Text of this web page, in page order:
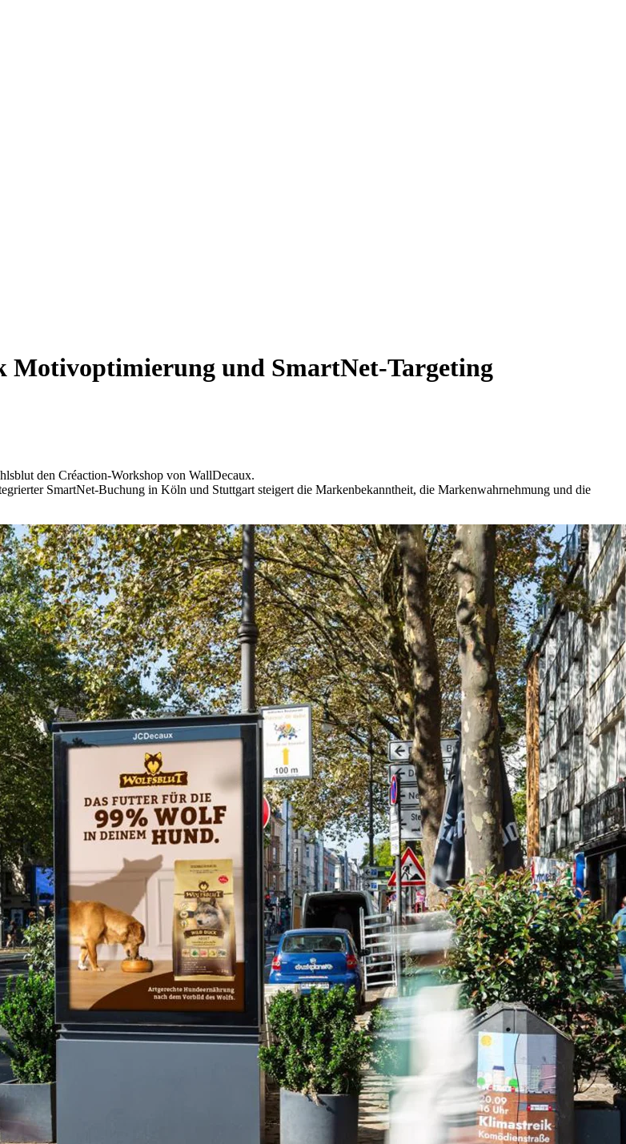
Motivoptimierung und SmartNet-Targeting
den Créaction-Workshop von WallDecaux.
SmartNet-Buchung in Köln und Stuttgart steigert die Markenbekanntheit, die Markenwahrnehmung und die